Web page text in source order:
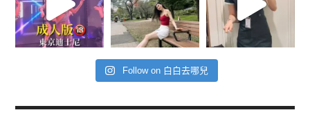
Follow on 白白去哪兒